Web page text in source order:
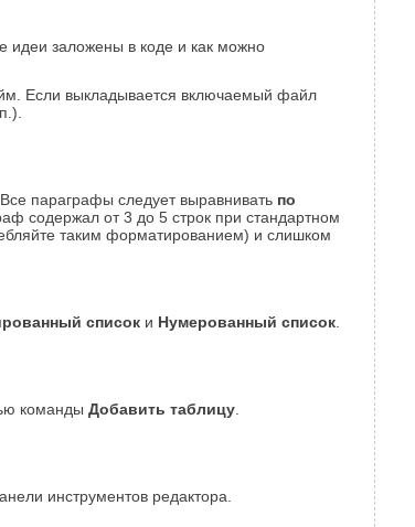
идеи заложены в коде и как можно
Если выкладывается включаемый файл
параграфы следует выравнивать по
содержал от 3 до 5 строк при стандартном
таким форматированием) и слишком
список и Нумерованный список
команды Добавить таблицу
инструментов редактора.